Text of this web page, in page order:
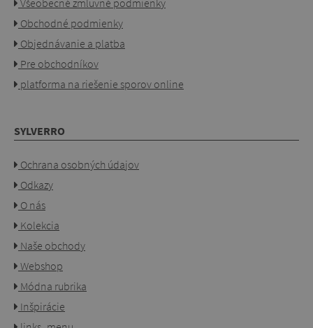
Obchodné podmienky
Objednávanie a platba
Pre obchodníkov
platforma na riešenie sporov online
SYLVERRO
Ochrana osobných údajov
Odkazy
O nás
Kolekcia
Naše obchody
Webshop
Módna rubrika
Inšpirácie